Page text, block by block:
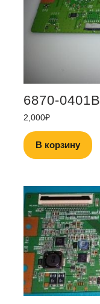
6870-0401B
2,000₽
В корзину